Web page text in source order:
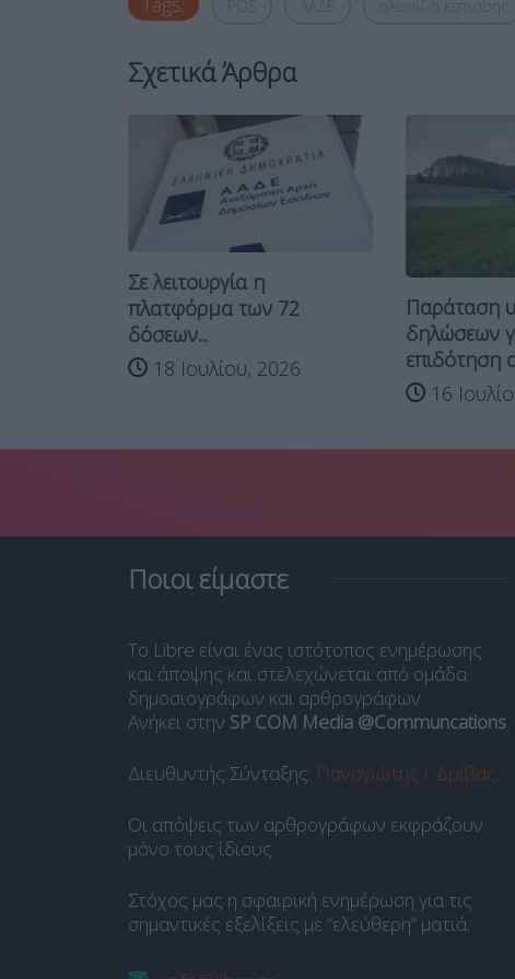
Σχετικά Άρθρα
Σε λειτουργία η
πλατφόρμα των 72
δόσεων...
18 Ιουλίου, 2026
Παράταση
δηλώσεων
επιδότηση
16
Ποιοι είμαστε
Το Libre είναι ένας ιστότοπος ενημέρωσης
και άποψης και στελεχώνεται από ομάδα
δημοσιογράφων και αρθρογράφων.
Ανήκει στην SP COM Media @Communcations.
Διευθυντής Σύνταξης: Παναγιώτης Ι. Δρίβας.
Οι απόψεις των αρθρογράφων εκφράζουν
μόνο τους ίδιους.
Στόχος μας η σφαιρική ενημέρωση για τις
σημαντικές εξελίξεις με “ελεύθερη” ματιά.